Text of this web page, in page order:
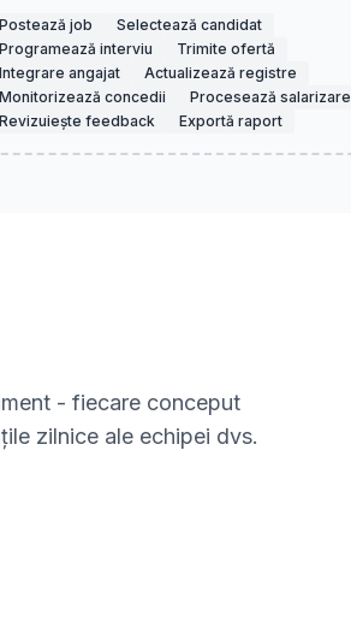
Postează job
Selectează candidat
Programează interviu
Trimite ofertă
Integrare angajat
Actualizează registre
Monitorizează concedii
Procesează salarizare
Revizuiește feedback
Exportă raport
- fiecare conceput
zilnice ale echipei dvs.